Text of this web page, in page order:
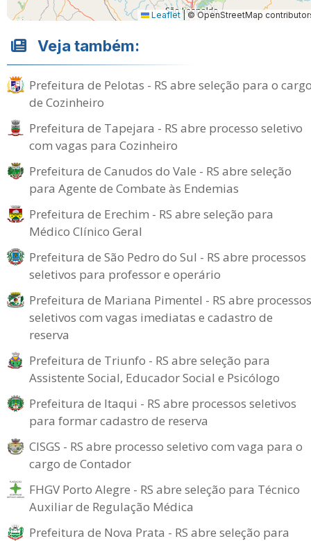
Leaflet | © OpenStreetMap
Veja também:
Prefeitura de Pelotas - RS abre seleção para o
de Cozinheiro
Prefeitura de Tapejara - RS abre processo seletivo
com vagas para Cozinheiro
Prefeitura de Canudos do Vale - RS abre seleção
para Agente de Combate às Endemias
Prefeitura de Erechim - RS abre seleção para
Médico Clínico Geral
Prefeitura de São Pedro do Sul - RS abre processos
seletivos para professor e operário
Prefeitura de Mariana Pimentel - RS abre processos
seletivos com vagas imediatas e cadastro de
reserva
Prefeitura de Triunfo - RS abre seleção para
Assistente Social, Educador Social e Psicólogo
Prefeitura de Itaqui - RS abre processos seletivos
para formar cadastro de reserva
CISGS - RS abre processo seletivo com vaga para o
cargo de Contador
FHGV Porto Alegre - RS abre seleção para Técnico
Auxiliar de Regulação Médica
Prefeitura de Nova Prata - RS abre seleção para